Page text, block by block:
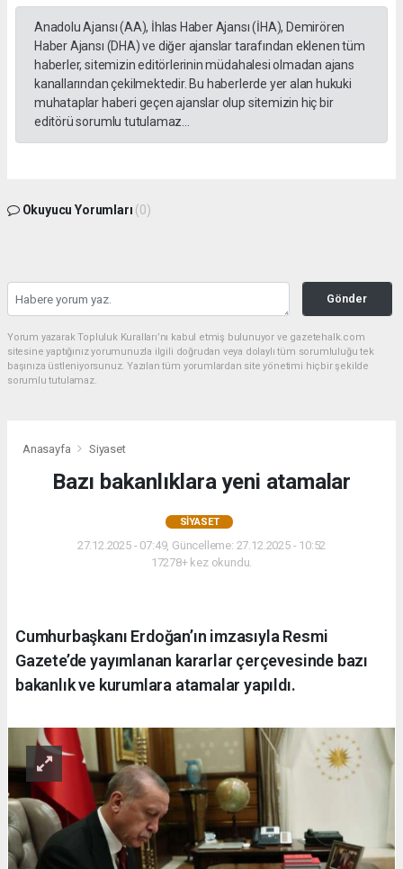
Anadolu Ajansı (AA), İhlas Haber Ajansı (İHA), Demirören
Haber Ajansı (DHA) ve diğer ajanslar tarafından eklenen tüm
haberler, sitemizin editörlerinin müdahalesi olmadan ajans
kanallarından çekilmektedir. Bu haberlerde yer alan hukuki
muhataplar haberi geçen ajanslar olup sitemizin hiç bir
editörü sorumlu tutulamaz...
Okuyucu Yorumları (0)
Gönder
Yorum yazarak Topluluk Kuralları’nı kabul etmiş bulunuyor ve gazetehalk.com
sitesine yaptığınız yorumunuzla ilgili doğrudan veya dolaylı tüm sorumluluğu tek
başınıza üstleniyorsunuz. Yazılan tüm yorumlardan site yönetimi hiçbir şekilde
sorumlu tutulamaz.
Anasayfa Siyaset
Bazı bakanlıklara yeni atamalar
SIYASET
27.12.2025 - 07:49, Güncelleme: 27.12.2025 - 10:52
17278+ kez okundu.
Cumhurbaşkanı Erdoğan’ın imzasıyla Resmi
Gazete’de yayımlanan kararlar çerçevesinde bazı
bakanlık ve kurumlara atamalar yapıldı.